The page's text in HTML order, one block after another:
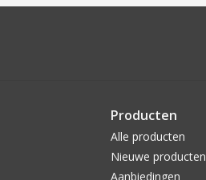
Producten
Alle producten
Nieuwe producten
Aanbiedingen